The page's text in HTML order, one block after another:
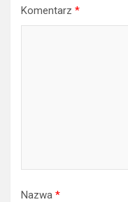
Komentarz *
Nazwa *